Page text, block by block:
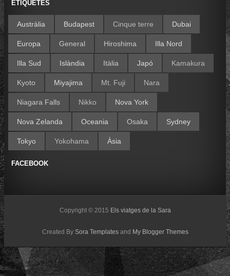
ETIQUETES
Austràlia Budapest Cinque terre Dubai
Europa General Hiroshima Illa Nord
Illa Sud Islàndia Itàlia Japó Kamakura
Kyoto Miyajima Mt. Fuji Nara
Niagara Falls Nikko Nova York
Nova Zelanda Oceania Osaka Sydney
Tokyo Yokohama Àsia
FACEBOOK
Copyright © 2015 Els viatges de la Sara
Created BySora Templates and My Blogger Themes